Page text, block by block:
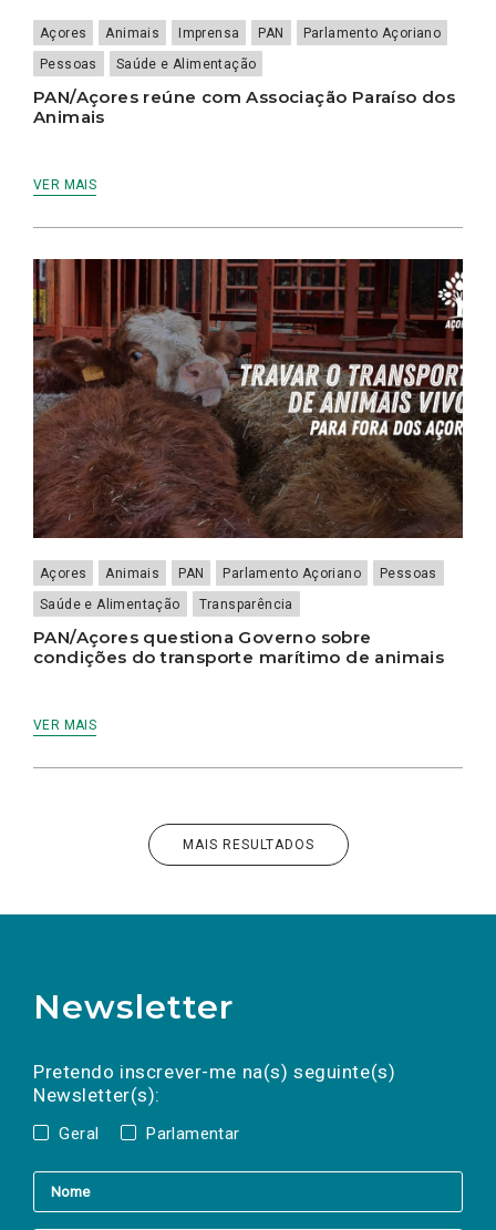
Açores Animais Imprensa PAN
Parlamento Açoriano
Pessoas
Saúde e Alimentação
PAN/Açores reúne com Associação Paraíso dos
Animais
VER MAIS
Açores Animais PAN Parlamento Açoriano
Pessoas
Saúde e Alimentação
Transparência
PAN/Açores questiona Governo sobre
condições do transporte marítimo de animais
VER MAIS
MAIS RESULTADOS
Newsletter
Pretendo inscrever-me na(s) seguinte(s)
Newsletter(s):
Geral Parlamentar
a(s) newsletter(s).
mail